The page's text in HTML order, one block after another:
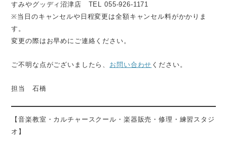
すみやグッディ沼津店 TEL 055-926-1171
※当日のキャンセルや日程変更は全額キャンセル料がかかりま
す。
変更の際はお早めにご連絡ください。
ご不明な点がございましたら、 お問い合わせ ください。
担当 石橋
【音楽教室・カルチャースクール・楽器販売・修理・練習スタジ
オ】